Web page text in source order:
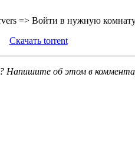
=> Войти в нужную
Скачать torrent
Напишите об этом в